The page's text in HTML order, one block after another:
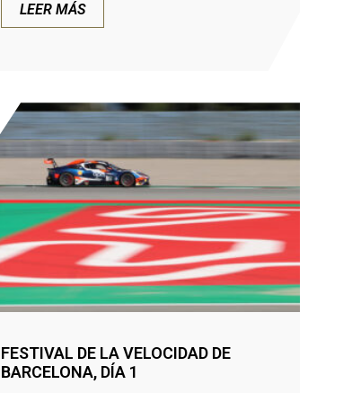
LEER MÁS
FESTIVAL DE LA VELOCIDAD DE
BARCELONA, DÍA 1